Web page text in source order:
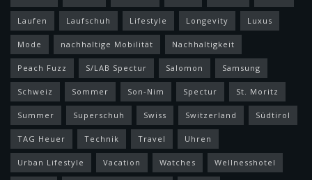
Laufen Laufschuh Lifestyle Longevity Luxus
Mode nachhaltige Mobilität Nachhaltigkeit
Peach Fuzz S/LAB Spectur Salomon Samsung
Schweiz Sommer Son-Nim Spectur St. Moritz
Summer Superschuh Swiss Switzerland Südtirol
TAG Heuer Technik Travel Uhren
Urban Lifestyle Vacation Watches Wellnesshotel